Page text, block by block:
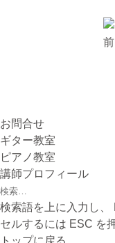
お問合せ
ギター教室
ピアノ教室
講師プロフィール
検
索:
検索語を上に入力し、
セルするには ESC を
トップに戻る